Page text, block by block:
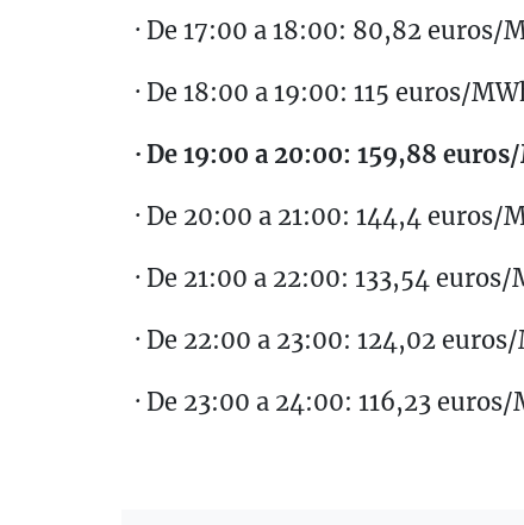
· De 17:00 a 18:00: 80,82 euros/
· De 18:00 a 19:00: 115 euros/
· De 19:00 a 20:00: 159,88
· De 20:00 a 21:00: 144,4 euros/
· De 21:00 a 22:00: 133,54 euros/
· De 22:00 a 23:00: 124,02
· De 23:00 a 24:00: 116,23 euros/